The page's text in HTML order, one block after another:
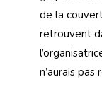
de la
retrouvent
n’aurais pas